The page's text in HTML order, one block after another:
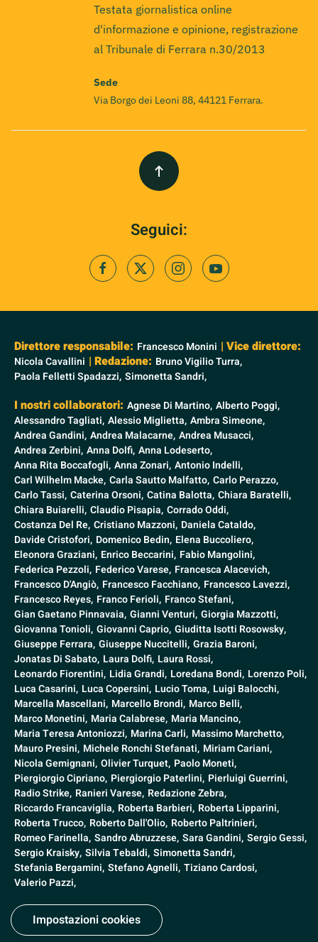
Testata giornalistica online
d'informazione e opinione, registrazione
al Tribunale di Ferrara n.30/2013
Sede
Via Borgo dei Leoni 88, 44121 Ferrara.
Seguici:
Direttore responsabile: Francesco Monini | Vice direttore:
Nicola Cavallini | Redazione: Bruno Vigilio Turra,
Paola Felletti Spadazzi, Simonetta Sandri,
I nostri collaboratori: Agnese Di Martino, Alberto Poggi,
Alessandro Tagliati, Alessio Miglietta, Ambra Simeone,
Andrea Gandini, Andrea Malacarne, Andrea Musacci,
Andrea Zerbini, Anna Dolfi, Anna Lodeserto,
Anna Rita Boccafogli, Anna Zonari, Antonio Indelli,
Carl Wilhelm Macke, Carla Sautto Malfatto, Carlo Perazzo,
Carlo Tassi, Caterina Orsoni, Catina Balotta, Chiara Baratelli,
Chiara Buiarelli, Claudio Pisapia, Corrado Oddi,
Costanza Del Re, Cristiano Mazzoni, Daniela Cataldo,
Davide Cristofori, Domenico Bedin, Elena Buccoliero,
Eleonora Graziani, Enrico Beccarini, Fabio Mangolini,
Federica Pezzoli, Federico Varese, Francesca Alacevich,
Francesco D'Angiò, Francesco Facchiano, Francesco Lavezzi,
Francesco Reyes, Franco Ferioli, Franco Stefani,
Gian Gaetano Pinnavaia, Gianni Venturi, Giorgia Mazzotti,
Giovanna Tonioli, Giovanni Caprio, Giuditta Isotti Rosowsky,
Giuseppe Ferrara, Giuseppe Nuccitelli, Grazia Baroni,
Jonatas Di Sabato, Laura Dolfi, Laura Rossi,
Leonardo Fiorentini, Lidia Grandi, Loredana Bondi, Lorenzo Poli,
Luca Casarini, Luca Copersini, Lucio Toma, Luigi Balocchi,
Marcella Mascellani, Marcello Brondi, Marco Belli,
Marco Monetini, Maria Calabrese, Maria Mancino,
Maria Teresa Antoniozzi, Marina Carli, Massimo Marchetto,
Mauro Presini, Michele Ronchi Stefanati, Miriam Cariani,
Nicola Gemignani, Olivier Turquet, Paolo Moneti,
Piergiorgio Cipriano, Piergiorgio Paterlini, Pierluigi Guerrini,
Radio Strike, Ranieri Varese, Redazione Zebra,
Riccardo Francaviglia, Roberta Barbieri, Roberta Lipparini,
Roberta Trucco, Roberto Dall'Olio, Roberto Paltrinieri,
Romeo Farinella, Sandro Abruzzese, Sara Gandini, Sergio Gessi,
Sergio Kraisky, Silvia Tebaldi, Simonetta Sandri,
Stefania Bergamini, Stefano Agnelli, Tiziano Cardosi,
Valerio Pazzi,
Impostazioni cookies